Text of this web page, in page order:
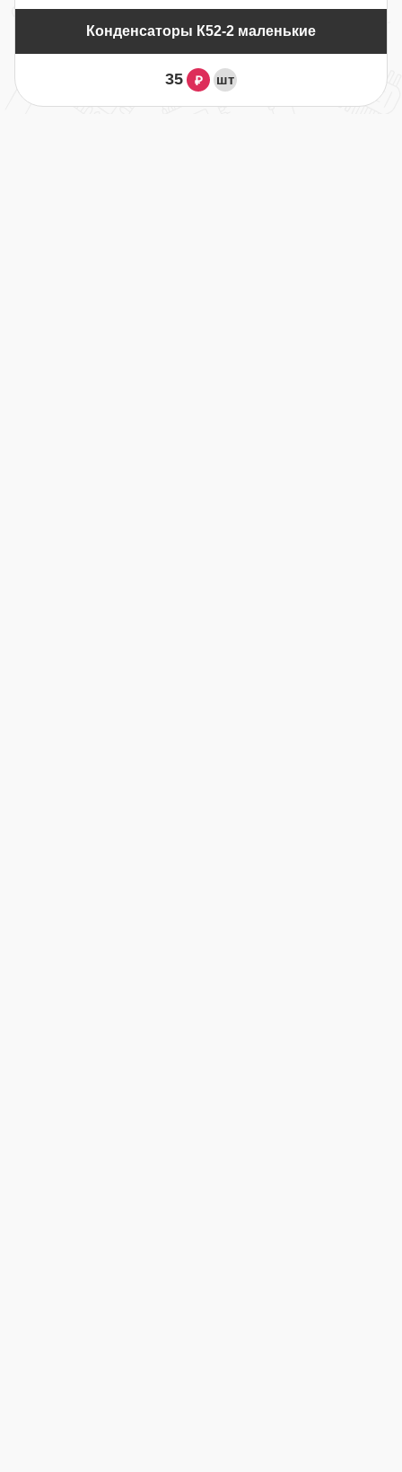
Конденсаторы К52-2 маленькие
35 ₽ шт